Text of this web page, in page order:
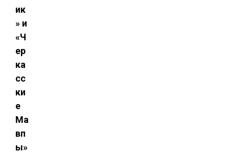
ик
» и
«Ч
ер
ка
сс
ки
е
Ма
вп
ы»